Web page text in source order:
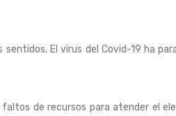
El virus del Covid-19 ha
de recursos para atender el